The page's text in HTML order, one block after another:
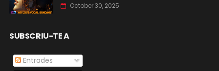
October 30, 2025
SUBSCRIU-TE A
Entrades